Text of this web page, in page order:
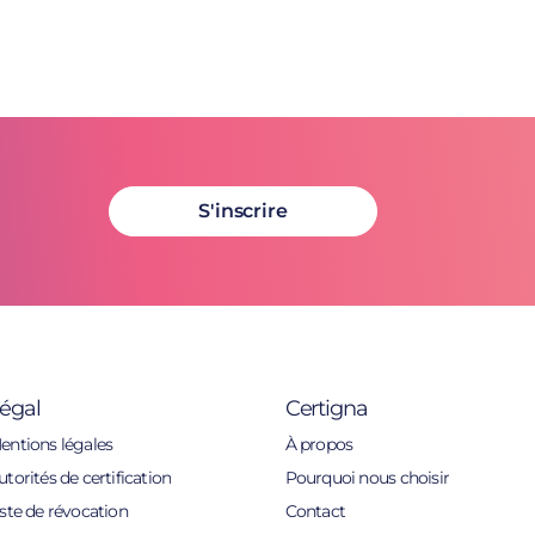
S'inscrire
légales
de certification
de révocation
Certigna
À propos
Pourquoi nous choisir
Contact